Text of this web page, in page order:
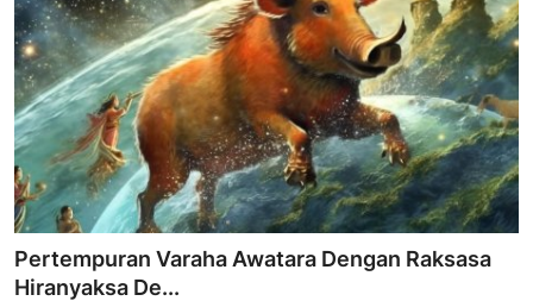
Pertempuran Varaha Awatara Dengan Raksasa
Hiranyaksa De...